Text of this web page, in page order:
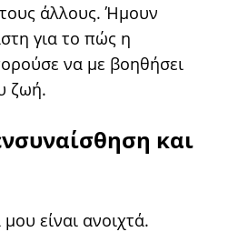
άλλους. Ήμουν
για το πώς η
να με βοηθήσει
ζωή.
και
είναι ανοιχτά.